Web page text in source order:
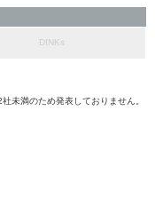
DINKs
未満のため発表しておりません。